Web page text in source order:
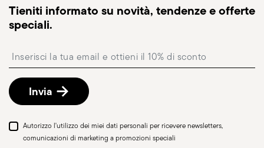
nelle vicinanze; è quindi fondamentale impiegarli
esclusivamente per lo scopo per cui sono stati
importante seguire alcune precauzioni che
aiutano a prevenire incidenti e danni, sia alle
persone che agli oggetti. E' necessario dunque
considerare con la massima attenzione le
gli articoli, in particolare non utilizzare articoli non
riceverai un link di tracciamento per monitorare la
consegna.
presso Punto di Ritiro, selezionabile al checkout.
Reso gratuito entro 30 giornidalla data di
spedizione/fatturazione seguendo la procedura
indicata nella pagina
Tieniti informato su novità, tendenze e offerte
speciali.
Invia
Autorizzo l'utilizzo dei miei dati personali per ricevere newsletters,
comunicazioni di marketing a promozioni speciali